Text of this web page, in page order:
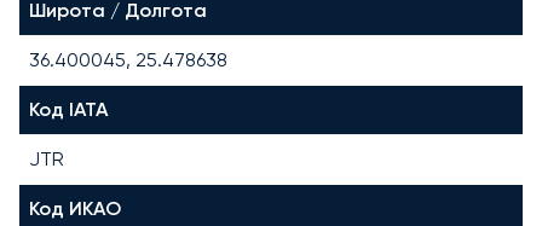
Широта / Долгота
36.400045, 25.478638
Код IATA
JTR
Код ИКАО